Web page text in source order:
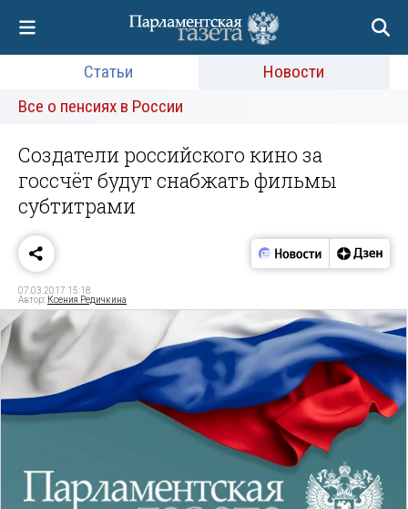
Статьи
Новости
Все о пенсиях в России
Создатели российского кино за
госсчёт будут снабжать фильмы
субтитрами
07.03.2017 15:18
Автор: Ксения Редичкина